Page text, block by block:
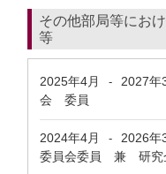
その他部局等にお
等
2025年4月 - 2027年
会 委員
2024年4月 - 2026年
委員会委員 兼 研究